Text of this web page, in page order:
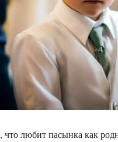
любит пасынка как